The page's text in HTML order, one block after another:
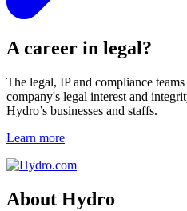
A career in legal?
The legal, IP and compliance
company's legal interest and
Hydro’s businesses and staffs.
Learn more
About Hydro